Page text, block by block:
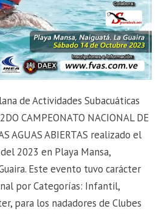
de Actividades Subacuáticas
CAMPEONATO NACIONAL DE
AGUAS ABIERTAS realizado el
2023 en Playa Mansa,
Este evento tuvo carácter
por Categorías: Infantil,
para los nadadores de Clubes